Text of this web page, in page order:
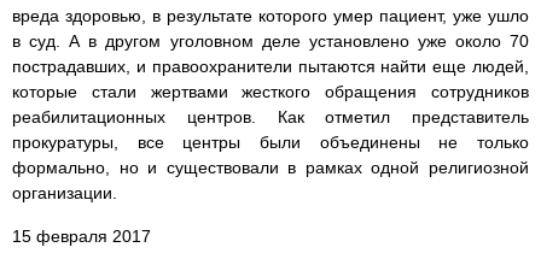
вреда здоровью, в результате которого умер пациент, уже ушло
в суд. А в другом уголовном деле установлено уже около 70
пострадавших, и правоохранители пытаются найти еще людей,
которые стали жертвами жесткого обращения сотрудников
реабилитационных центров. Как отметил представитель
прокуратуры, все центры были объединены не только
формально, но и существовали в рамках одной религиозной
организации.
15 февраля 2017